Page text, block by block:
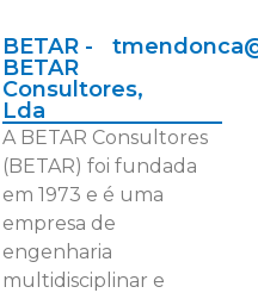
BETAR -
BETAR
Consultores,
Lda
A BETAR Consultores
(BETAR) foi fundada
em 1973 e é uma
empresa de
engenharia
multidisciplinar e